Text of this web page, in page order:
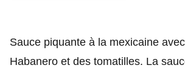
Sauce piquante à la mexicaine
Habanero et des tomatilles. La